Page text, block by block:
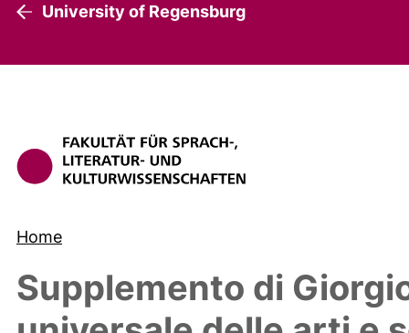
University of Regensburg
Home
Supplemento di